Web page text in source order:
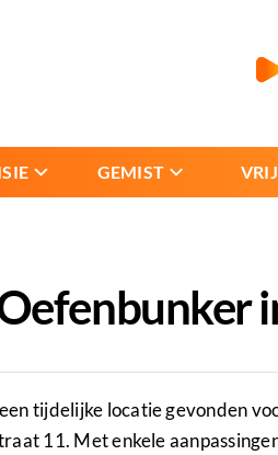
GEMIST
tijdelijke locatie gevonden
11. Met enkele